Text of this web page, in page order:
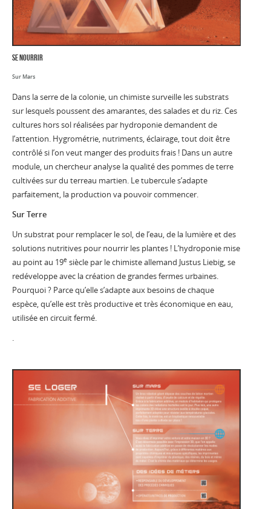
se nourrir
Sur Mars
Dans la serre de la colonie, un chimiste surveille les substrats
sur lesquels poussent des amarantes, des salades et du riz. Ces
cultures hors sol réalisées par hydroponie demandent de
l’attention. Hygrométrie, nutriments, éclairage, tout doit être
contrôlé si l’on veut manger des produits frais ! Dans un autre
module, un chercheur analyse la qualité des pommes de terre
cultivées sur du terreau martien. Le tubercule s’adapte
parfaitement, la production va pouvoir commencer.
Sur Terre
Un substrat pour remplacer le sol, de l’eau, de la lumière et des
solutions nutritives pour nourrir les plantes ! L’hydroponie mise
au point au 19e siècle par le chimiste allemand Justus Liebig, se
redéveloppe avec la création de grandes fermes urbaines.
Pourquoi ? Parce qu’elle s’adapte aux besoins de chaque
espèce, qu’elle est très productive et très économique en eau,
utilisée en circuit fermé.
.